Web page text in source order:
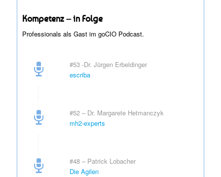
Kompetenz – in Folge
Professionals als Gast im goCIO Podcast.
#53 -Dr. Jürgen Erbeldinger
escriba
#52 – Dr. Margarete Hetmanczyk
mh2-experts
#48 – Patrick Lobacher
Die Agilen